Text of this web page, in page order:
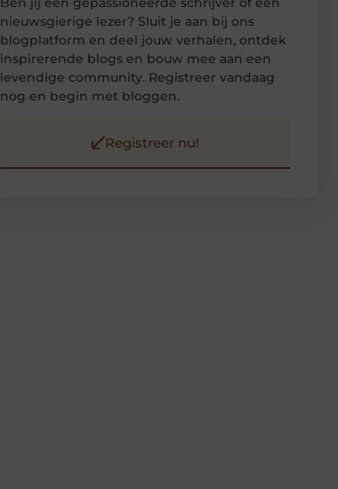
nieuwsgierige lezer? Sluit je aan bij ons
blogplatform en deel jouw verhalen, ontdek
inspirerende blogs en bouw mee aan een
levendige community. Registreer vandaag
nog en begin met bloggen.
Registreer nu!